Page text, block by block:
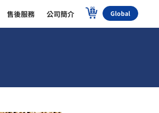
售後服務 公司簡介 Global